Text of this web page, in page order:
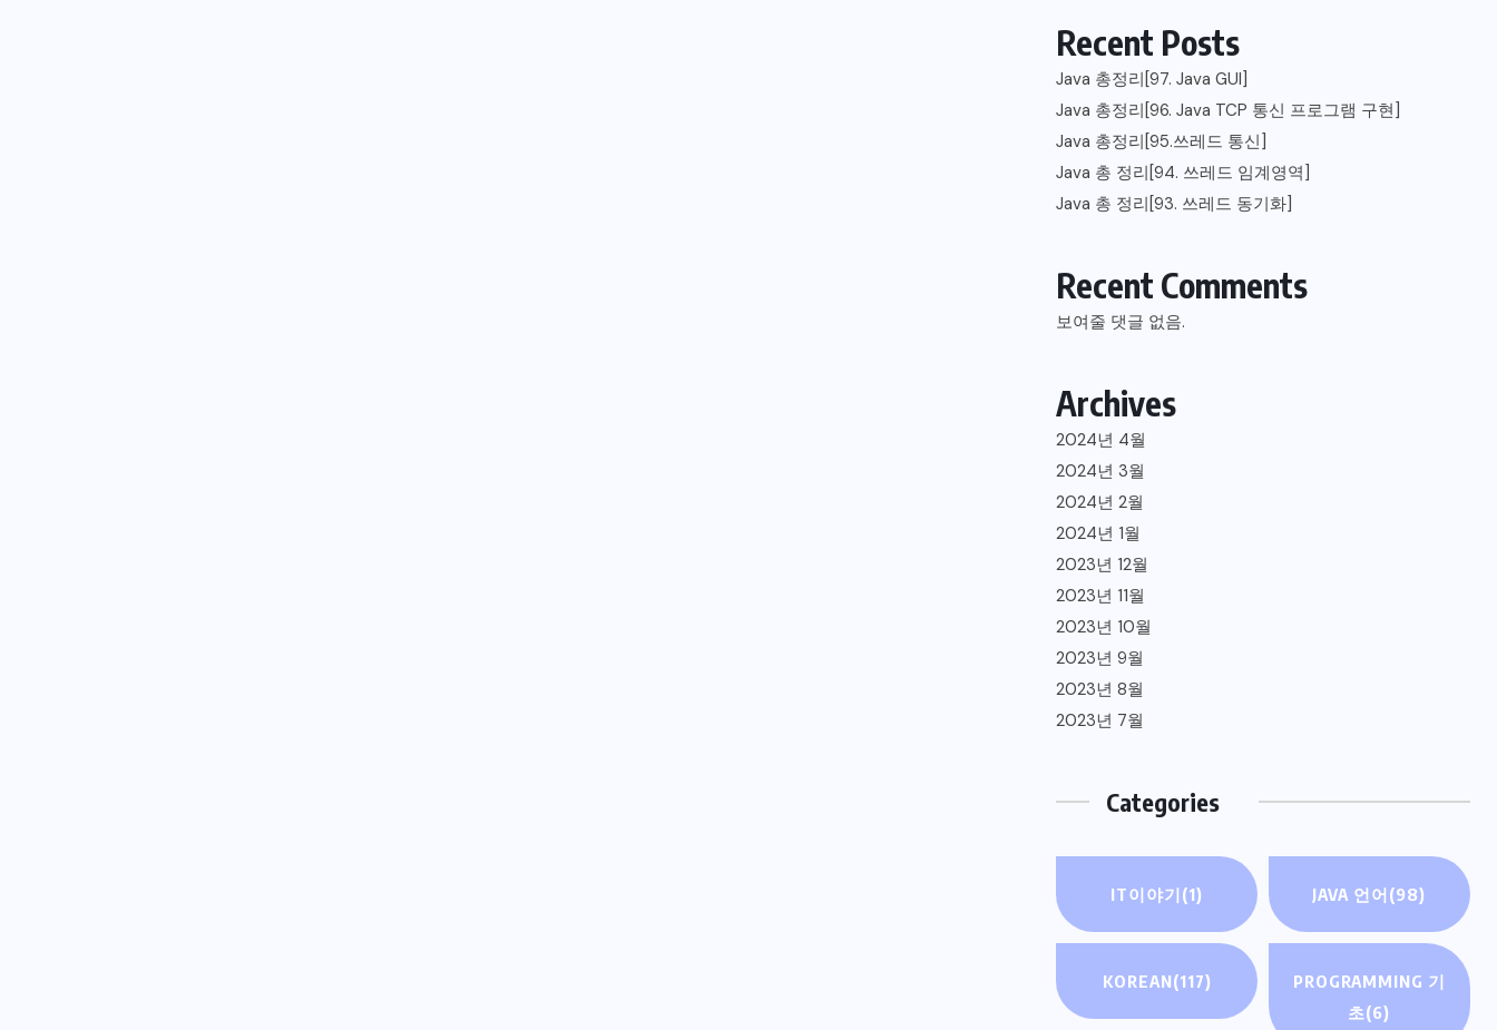
Recent Posts
Java 총정리[97. Java GUI]
Java 총정리[96. Java TCP 통신 프로그램 구현]
Java 총정리[95.쓰레드 통신]
Java 총 정리[94. 쓰레드 임계영역]
Java 총 정리[93. 쓰레드 동기화]
Recent Comments
보여줄 댓글 없음.
Archives
2024년 4월
2024년 3월
2024년 2월
2024년 1월
2023년 12월
2023년 11월
2023년 10월
2023년 9월
2023년 8월
2023년 7월
Categories
IT이야기 (1) JAVA 언어 (98)
KOREAN(117)
PROGRAMMING 기
초(6)